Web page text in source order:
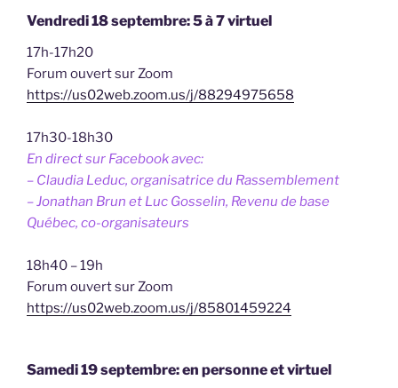
Vendredi 18 septembre: 5 à 7 virtuel
17h-17h20
Forum ouvert sur Zoom
https://us02web.zoom.us/j/88294975658
17h30-18h30
En direct sur Facebook avec:
– Claudia Leduc, organisatrice du Rassemblement
– Jonathan Brun et Luc Gosselin, Revenu de base
Québec, co-organisateurs
18h40 – 19h
Forum ouvert sur Zoom
https://us02web.zoom.us/j/85801459224
Samedi 19 septembre: en personne et virtuel